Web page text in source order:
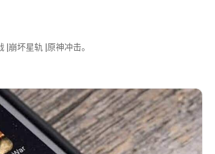
崩坏星轨 |原神冲击。